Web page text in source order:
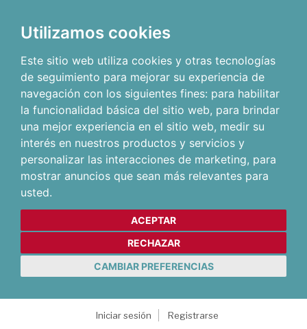
Utilizamos cookies
Este sitio web utiliza cookies y otras tecnologías
de seguimiento para mejorar su experiencia de
navegación con los siguientes fines: para habilitar
la funcionalidad básica del sitio web, para brindar
una mejor experiencia en el sitio web, medir su
interés en nuestros productos y servicios y
personalizar las interacciones de marketing, para
mostrar anuncios que sean más relevantes para
usted.
ACEPTAR
RECHAZAR
CAMBIAR PREFERENCIAS
Iniciar sesión
Registrarse